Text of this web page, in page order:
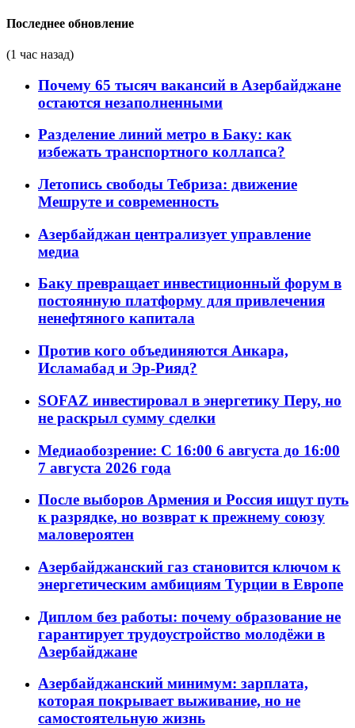
Последнее обновление
(1 час назад)
Почему 65 тысяч вакансий в Азербайджане
остаются незаполненными
Разделение линий метро в Баку: как
избежать транспортного коллапса?
Летопись свободы Тебриза: движение
Мешруте и современность
Азербайджан централизует управление
медиа
Баку превращает инвестиционный форум в
постоянную платформу для привлечения
ненефтяного капитала
Против кого объединяются Анкара,
Исламабад и Эр-Рияд?
SOFAZ инвестировал в энергетику Перу, но
не раскрыл сумму сделки
Медиаобозрение: С 16:00 6 августа до 16:00
7 августа 2026 года
После выборов Армения и Россия ищут путь
к разрядке, но возврат к прежнему союзу
маловероятен
Азербайджанский газ становится ключом к
энергетическим амбициям Турции в Европе
Диплом без работы: почему образование не
гарантирует трудоустройство молодёжи в
Азербайджане
Азербайджанский минимум: зарплата,
которая покрывает выживание, но не
самостоятельную жизнь